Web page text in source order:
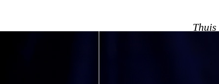
Thuis